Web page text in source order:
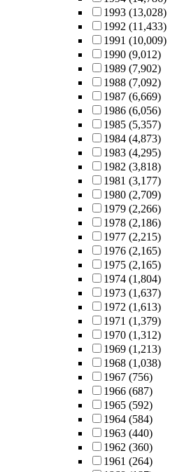
1993 (13,028)
1992 (11,433)
1991 (10,009)
1990 (9,012)
1989 (7,902)
1988 (7,092)
1987 (6,669)
1986 (6,056)
1985 (5,357)
1984 (4,873)
1983 (4,295)
1982 (3,818)
1981 (3,177)
1980 (2,709)
1979 (2,266)
1978 (2,186)
1977 (2,215)
1976 (2,165)
1975 (2,165)
1974 (1,804)
1973 (1,637)
1972 (1,613)
1971 (1,379)
1970 (1,312)
1969 (1,213)
1968 (1,038)
1967 (756)
1966 (687)
1965 (592)
1964 (584)
1963 (440)
1962 (360)
1961 (264)